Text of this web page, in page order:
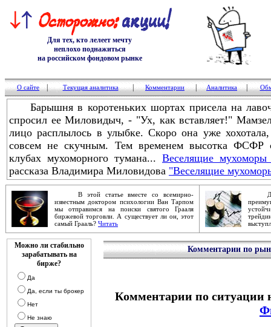
Для тех, кто лелеет мечту
неплохо поднажиться
на российском фондовом рынке
О сайте Текущая аналитика Комментарии Аналитика
Барышня в коротеньких шортах присела на
спросил ее Миловидыч, - "Ух, как вставляет!"
лицо расплылось в улыбке. Скоро она уже
совсем не скучным. Тем временем высотка ФСФР
клубах мухоморного тумана... Веселящие мухоморы
рассказа Владимира Миловидова "Веселящие
В этой статье вместе со всемирно-
известным доктором психологии Ван Тарпом
мы отправимся на поиски святого Грааля
биржевой торговли. А существует ли он, этот
самый Грааль? Читать
Можно ли стабильно
зарабатывать на
бирже?
Да
Да, если ты брокер
Нет
Не знаю
Комментарии по
Комментарии по ситуации